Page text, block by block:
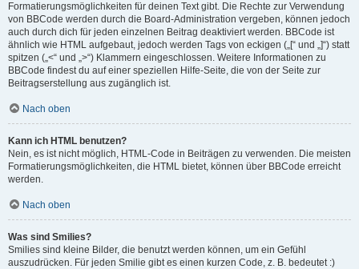
Formatierungsmöglichkeiten für deinen Text gibt. Die Rechte zur Verwendung
von BBCode werden durch die Board-Administration vergeben, können jedoch
auch durch dich für jeden einzelnen Beitrag deaktiviert werden. BBCode ist
ähnlich wie HTML aufgebaut, jedoch werden Tags von eckigen („[“ und „]“) statt
spitzen („<“ und „>“) Klammern eingeschlossen. Weitere Informationen zu
BBCode findest du auf einer speziellen Hilfe-Seite, die von der Seite zur
Beitragserstellung aus zugänglich ist.
Nach oben
Kann ich HTML benutzen?
Nein, es ist nicht möglich, HTML-Code in Beiträgen zu verwenden. Die meisten
Formatierungsmöglichkeiten, die HTML bietet, können über BBCode erreicht
werden.
Nach oben
Was sind Smilies?
Smilies sind kleine Bilder, die benutzt werden können, um ein Gefühl
auszudrücken. Für jeden Smilie gibt es einen kurzen Code, z. B. bedeutet :)